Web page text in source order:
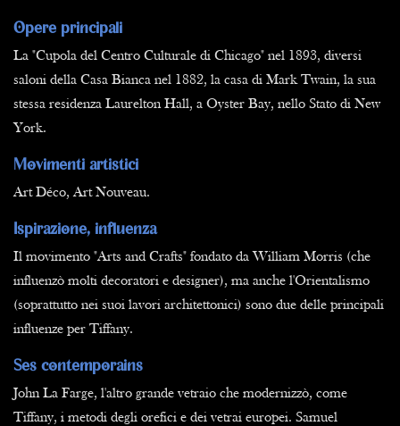
Opere principali
La "Cupola del Centro Culturale di Chicago" nel 1893, diversi
saloni della Casa Bianca nel 1882, la casa di Mark Twain, la sua
stessa residenza Laurelton Hall, a Oyster Bay, nello Stato di New
York.
Movimenti artistici
Art Déco, Art Nouveau.
Ispirazione, influenza
Il movimento "Arts and Crafts" fondato da William Morris (che
influenzò molti decoratori e designer), ma anche l'Orientalismo
(soprattutto nei suoi lavori architettonici) sono due delle principali
influenze per Tiffany.
Ses contemporains
John La Farge, l'altro grande vetraio che modernizzò, come
Tiffany, i metodi degli orefici e dei vetrai europei. Samuel